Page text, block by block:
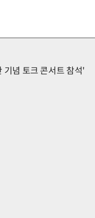
념 토크 콘서트 참석'